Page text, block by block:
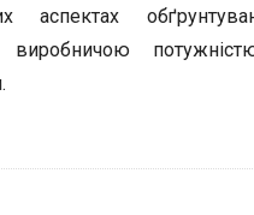
аспектах
виробничою